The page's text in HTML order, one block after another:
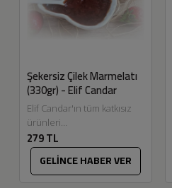
Şekersiz Çilek Marmelatı
(330gr) - Elif Candar
Elif Candar'ın tüm katkısız
ürünleri
Eskitadında.com'da.
Dalından topladığımız ilaçsız
meyvelerimiz ile gelen
talepler üzere çok severek
279 TL
GELİNCE HABER VER